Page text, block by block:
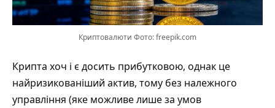
Криптовалюти Фото: freepik.com
Крипта хоч і є досить прибутковою, однак це
найризикованіший актив, тому без належного
управління (яке можливе лише за умов